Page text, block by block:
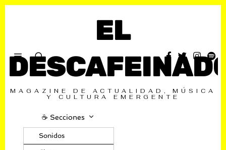
EL
MAGAZINE DE ACTUALIDAD, MÚSICA
Y CULTURA EMERGENTE
☕️ Secciones
Sonidos